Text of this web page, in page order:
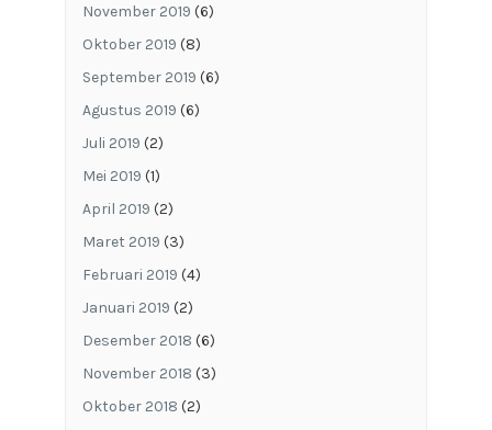
November 2019 (6)
Oktober 2019 (8)
September 2019 (6)
Agustus 2019 (6)
Juli 2019 (2)
Mei 2019 (1)
April 2019 (2)
Maret 2019 (3)
Februari 2019 (4)
Januari 2019 (2)
Desember 2018 (6)
November 2018 (3)
Oktober 2018 (2)